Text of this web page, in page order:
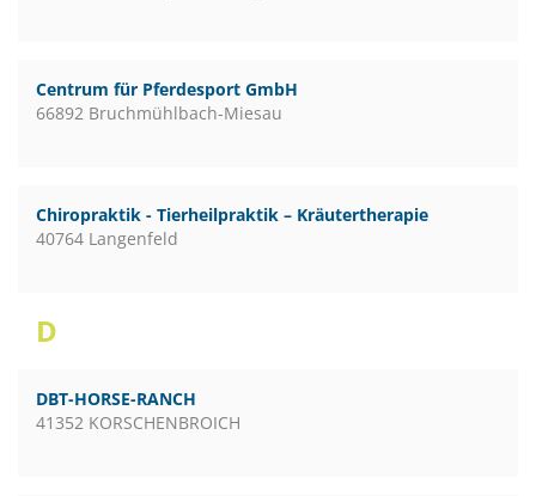
Centrum für Pferdesport GmbH
66892 Bruchmühlbach-Miesau
Chiropraktik - Tierheilpraktik – Kräutertherapie
40764 Langenfeld
D
DBT-HORSE-RANCH
41352 KORSCHENBROICH